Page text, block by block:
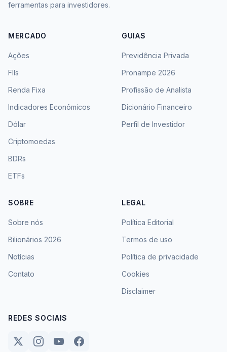
ferramentas para investidores.
MERCADO
Ações
FIIs
Renda Fixa
Indicadores Econômicos
Dólar
Criptomoedas
BDRs
ETFs
GUIAS
Previdência Privada
Pronampe 2026
Profissão de Analista
Dicionário Financeiro
Perfil de Investidor
SOBRE
Sobre nós
Bilionários 2026
Notícias
Contato
LEGAL
Política Editorial
Termos de uso
Política de privacidade
Cookies
Disclaimer
REDES SOCIAIS